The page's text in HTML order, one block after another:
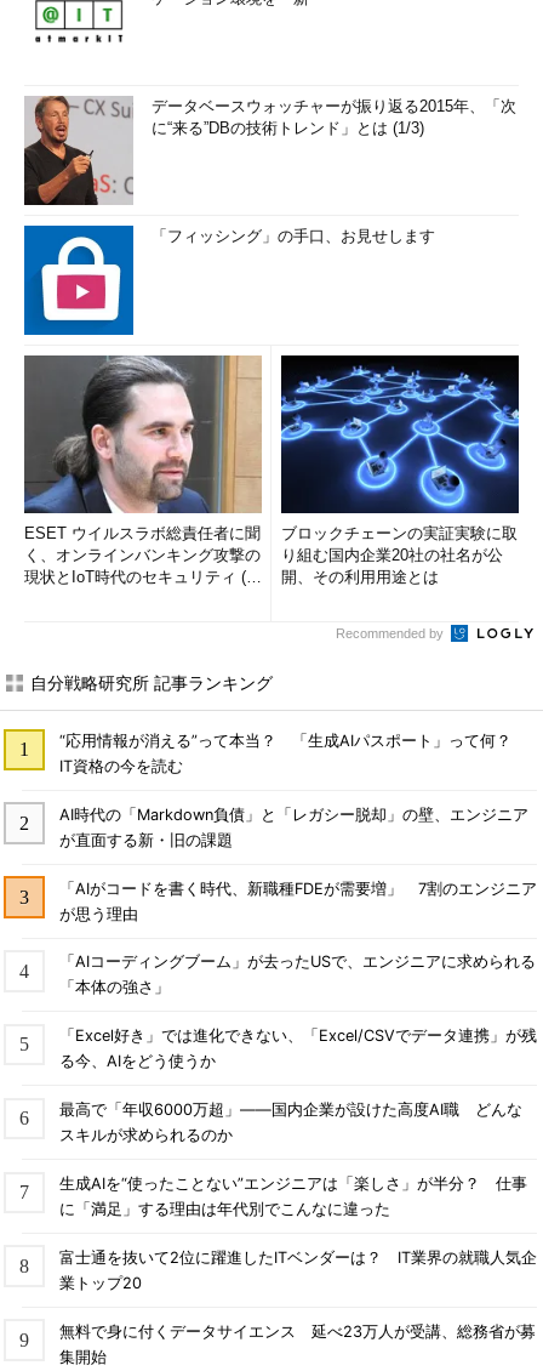
データベースウォッチャーが振り返る2015年、「次
に“来る”DBの技術トレンド」とは (1/3)
「フィッシング」の手口、お見せします
ESET ウイルスラボ総責任者に聞
く、オンラインバンキング攻撃の
現状とIoT時代のセキュリティ (1/
ブロックチェーンの実証実験に取
り組む国内企業20社の社名が公
開、その利用用途とは
Recommended by
自分戦略研究所 記事ランキング
“応用情報が消える”って本当？ 「生成AIパスポート」って何？
IT資格の今を読む
AI時代の「Markdown負債」と「レガシー脱却」の壁、エンジニア
が直面する新・旧の課題
「AIがコードを書く時代、新職種FDEが需要増」 7割のエンジニア
が思う理由
「AIコーディングブーム」が去ったUSで、エンジニアに求められる
「本体の強さ」
「Excel好き」では進化できない、「Excel/CSVでデータ連携」が残
る今、AIをどう使うか
最高で「年収6000万超」――国内企業が設けた高度AI職 どんな
スキルが求められるのか
生成AIを“使ったことない”エンジニアは「楽しさ」が半分？ 仕事
に「満足」する理由は年代別でこんなに違った
富士通を抜いて2位に躍進したITベンダーは？ IT業界の就職人気企
業トップ20
無料で身に付くデータサイエンス 延べ23万人が受講、総務省が募
集開始